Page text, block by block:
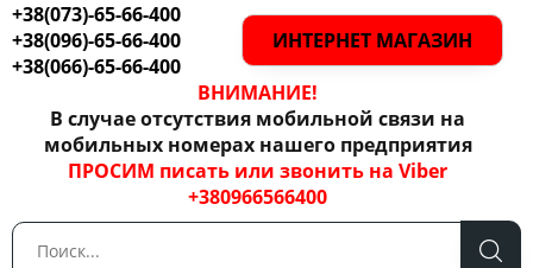
+38(073)-65-66-400
+38(096)-65-66-400
+38(066)-65-66-400
ИНТЕРНЕТ МАГАЗИН
ВНИМАНИЕ!
В случае отсутствия мобильной связи на
мобильных номерах нашего предприятия
ПРОСИМ писать или звонить на Viber
+380966566400